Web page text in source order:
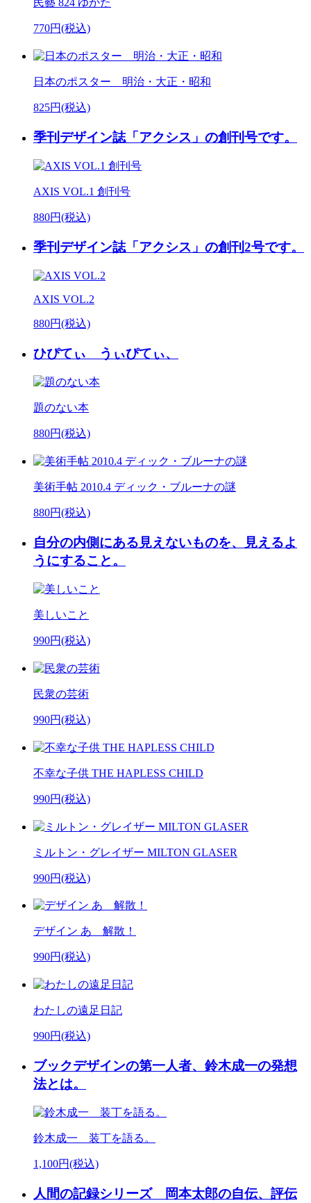
民藝 824 ゆかた
770円(税込)
日本のポスター 明治・大正・昭和
825円(税込)
季刊デザイン誌「アクシス」の創刊号です。
AXIS VOL.1 創刊号
880円(税込)
季刊デザイン誌「アクシス」の創刊2号です。
AXIS VOL.2
880円(税込)
ひぴてぃ うぃぴてぃ、
題のない本
880円(税込)
美術手帖 2010.4 ディック・ブルーナの謎
880円(税込)
自分の内側にある見えないものを、見えるよ
うにすること。
美しいこと
990円(税込)
民衆の芸術
990円(税込)
不幸な子供 THE HAPLESS CHILD
990円(税込)
ミルトン・グレイザー MILTON GLASER
990円(税込)
デザイン あ 解散！
990円(税込)
わたしの遠足日記
990円(税込)
ブックデザインの第一人者、鈴木成一の発想
法とは。
鈴木成一 装丁を語る。
1,100円(税込)
人間の記録シリーズ 岡本太郎の自伝、評伝